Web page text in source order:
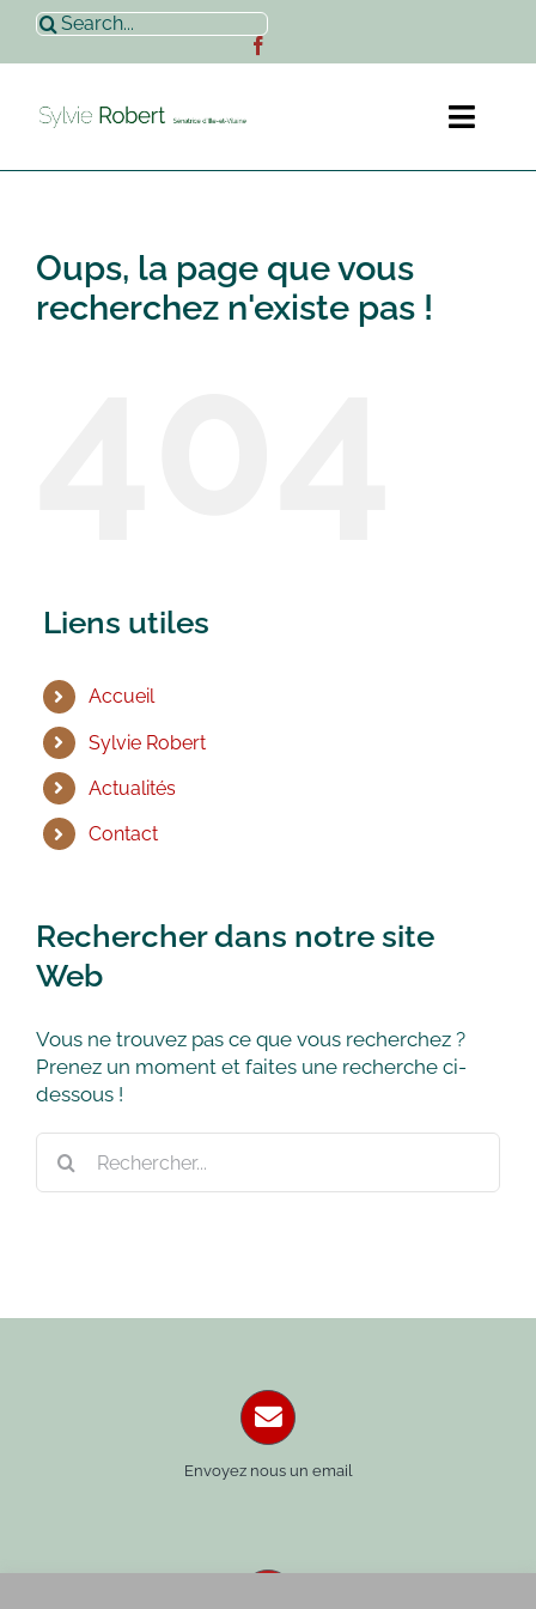
Passer
contenu
Rechercher:
Sylvie Robert
Oups, la page que vous
recherchez n'existe pas !
Liens utiles
Accueil
Sylvie Robert
Actualités
Contact
Rechercher dans notre site
Web
Vous ne trouvez pas ce que vous recherchez ?
Prenez un moment et faites une recherche ci-
dessous !
Envoyez nous un email